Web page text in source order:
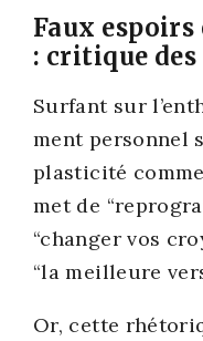
Faux
: critique des
Sur­fant sur
ment per­son­nel
plas­ti­ci­té
met de
“chan­ger vos
“la meilleure
Or, cette